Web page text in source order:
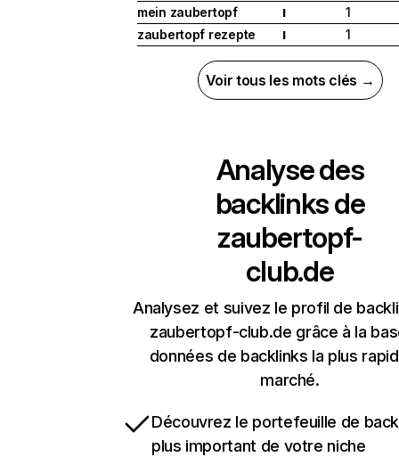
mein zaubertopf
I
1
zaubertopf rezepte
I 1
Voir tous les mots clés →
Analyse des
backlinks de
zaubertopf-
club.de
Analysez et suivez le profil de
zaubertopf-club.de grâce à la
données de backlinks la plus
marché.
Découvrez le portefeuille de
plus important de votre niche